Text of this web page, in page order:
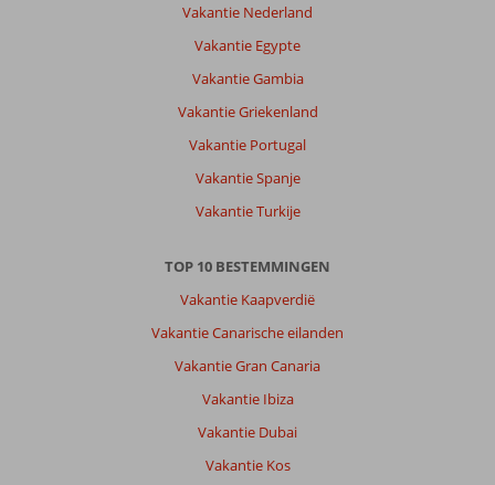
Vakantie Nederland
Vakantie Egypte
Vakantie Gambia
Vakantie Griekenland
Vakantie Portugal
Vakantie Spanje
Vakantie Turkije
TOP 10 BESTEMMINGEN
Vakantie Kaapverdië
Vakantie Canarische eilanden
Vakantie Gran Canaria
Vakantie Ibiza
Vakantie Dubai
Vakantie Kos